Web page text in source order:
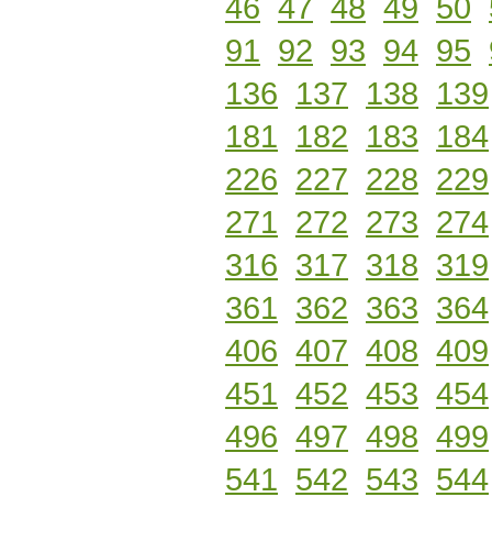
91 92 93 94 95
136 137 138 139
181 182 183 184
226 227 228 229
271 272 273 274
316 317 318 319
361 362 363 364
406 407 408 409
451 452 453 454
496 497 498 499
541 542 543 544